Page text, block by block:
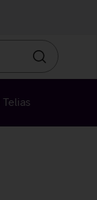
Otsin
Telias